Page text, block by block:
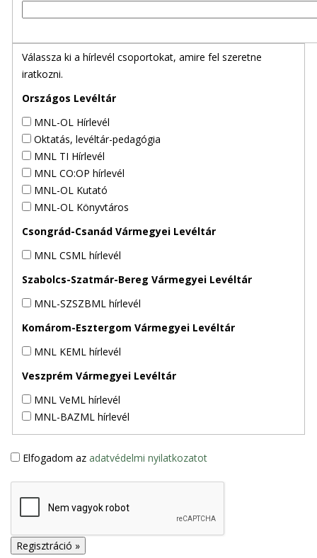
Válassza ki a hírlevél csoportokat, amire fel szeretne
iratkozni.
Országos Levéltár
MNL-OL Hírlevél
Oktatás, levéltár-pedagógia
MNL TI Hírlevél
MNL CO:OP hírlevél
MNL-OL Kutató
MNL-OL Könyvtáros
Csongrád-Csanád Vármegyei Levéltár
MNL CSML hírlevél
Szabolcs-Szatmár-Bereg Vármegyei Levéltár
MNL-SZSZBML hírlevél
Komárom-Esztergom Vármegyei Levéltár
MNL KEML hírlevél
Veszprém Vármegyei Levéltár
MNL VeML hírlevél
MNL-BAZML hírlevél
Elfogadom az adatvédelmi nyilatkozatot